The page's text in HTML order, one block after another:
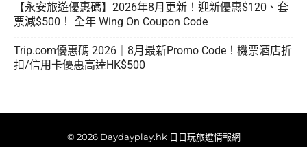
【永安旅遊優惠碼】2026年8月更新！迎新優惠$120、套
票減$500！ 全年 Wing On Coupon Code
Trip.com優惠碼 2026｜8月最新Promo Code！機票酒店折
扣/信用卡優惠高達HK$500
© 2026 Daydayplay.hk 日日玩旅遊情報網